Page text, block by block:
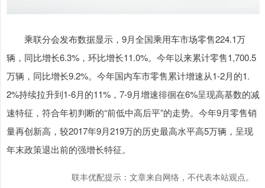
乘联分会发布数据显示，9月全国乘用车市场零售224.1万
辆，同比增长6.3%，环比增长11.0%。今年以来累计零售1,700.5
万辆，同比增长9.2%。今年国内车市零售累计增速从1-2月的1.
2%持续拉升到1-6月的11%，7-9月增速徘徊在6%呈现高基数的减
速特征，符合年初判断的“前低中高后平”的走势。今年9月零售销
量再创新高，较2017年9月219万的历史最高水平高5万辆，呈现
年末政策退出前的强增长特征。
联丰优配提示：文章来自网络，不代表本站观点。